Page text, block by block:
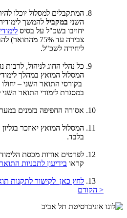
המתקבלים למסלול יוכלו
השני במקביל להמשך
יחויבו בשכ"ל על בסיס
צבירה עד 75%
ליחידה לשכ"ל.
כל נהלי החוג לניהול,
המסלול המואץ במהלך
בקורסי התואר השני –
במסגרת לימודי התואר השני
אסורה החפיפה בזמנים
המסלול המואץ יאוזכר
בלבד.
לפרטים אודות מכסת
קראו בידיעון לתכניות
לחץ כאן לקישור לתקנות
< הקודם